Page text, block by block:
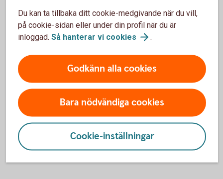
Hur arbetar vårt fondbolag
Swedbank Robur med de här
frågorna?
Swedbank Robur jobbar med hållbarhet på ett
ansvarsfullt och medvetet sätt.
Så jobbar Swedbank Robur enligt EU:s regelverk
SFDR
Du kan ta tillbaka ditt cookie-medgivande när du vill,
på cookie-sidan eller under din profil när du är
inloggad. Så hanterar vi cookies .
Godkänn alla cookies
Bara nödvändiga cookies
Cookie-inställningar